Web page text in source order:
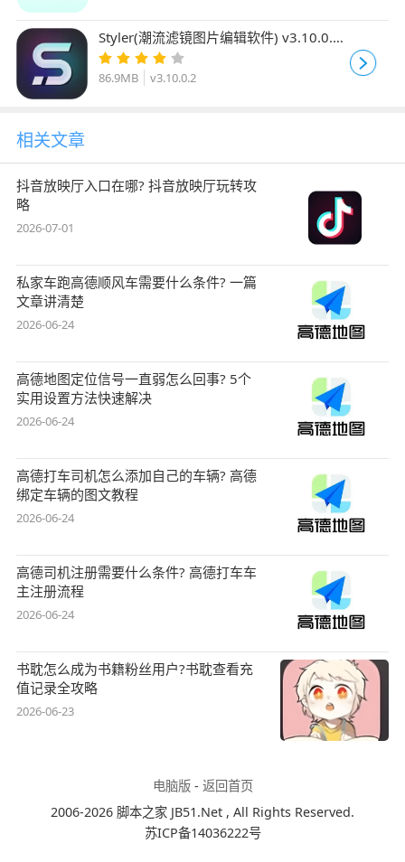
Styler(潮流滤镜图片编辑软件) v3.10.0.2
安卓版
86.9MB v3.10.0.2
相关文章
抖音放映厅入口在哪? 抖音放映厅玩转攻
略
2026-07-01
私家车跑高德顺风车需要什么条件? 一篇
文章讲清楚
2026-06-24
高德地图定位信号一直弱怎么回事? 5个
实用设置方法快速解决
2026-06-24
高德打车司机怎么添加自己的车辆? 高德
绑定车辆的图文教程
2026-06-24
高德司机注册需要什么条件? 高德打车车
主注册流程
2026-06-24
书耽怎么成为书籍粉丝用户?书耽查看充
值记录全攻略
2026-06-23
电脑版- 返回首页
2006-2026 脚本之家 JB51.Net , All Rights Reserved.
苏ICP备14036222号